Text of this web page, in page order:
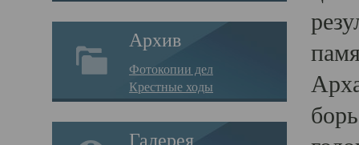
Архив
Фотокопии дел
Крестные ходы
Галерея